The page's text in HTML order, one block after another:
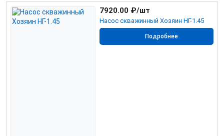
Насос скважинный Хозяин НГ-1.45
7920.00 ₽/шт
Подробнее